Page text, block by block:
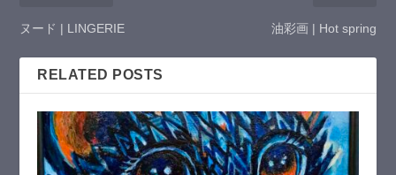
ヌード | LINGERIE 油彩画 | Hot spring
RELATED POSTS